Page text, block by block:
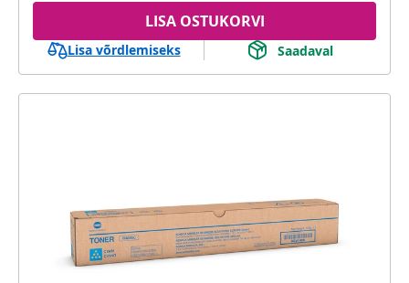
LISA OSTUKORVI
Lisa võrdlemiseks Saadaval